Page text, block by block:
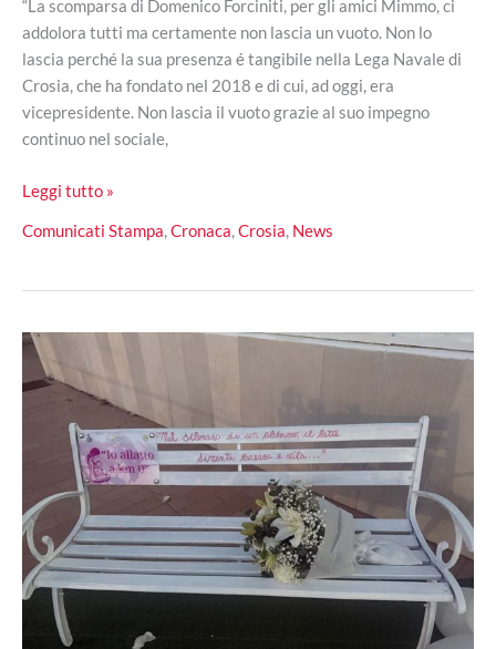
“La scomparsa di Domenico Forciniti, per gli amici Mimmo, ci
addolora tutti ma certamente non lascia un vuoto. Non lo
lascia perché la sua presenza é tangibile nella Lega Navale di
Crosia, che ha fondato nel 2018 e di cui, ad oggi, era
vicepresidente. Non lascia il vuoto grazie al suo impegno
continuo nel sociale,
Crosia
Domenico
scomparso
vicepresidente
fondatore
Italiana
Leggi tutto »
Comunicati Stampa,Cronaca,Crosia, News